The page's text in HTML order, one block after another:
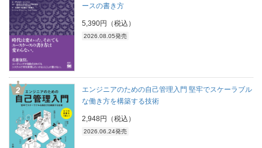
ースの書き方
5,390円（税込）
2026.08.05発売
エンジニアのための自己管理入門 堅牢でスケーラブル
な働き方を構築する技術
2,948円（税込）
2026.06.24発売